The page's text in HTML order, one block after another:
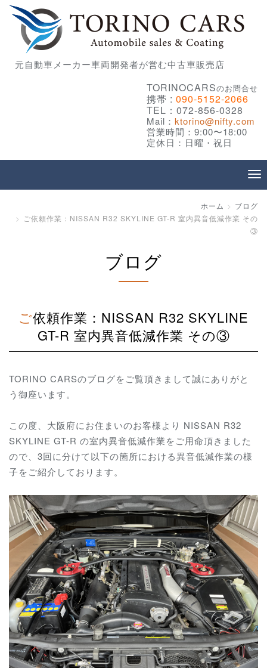
元自動車メーカー車両開発者が営む中古車販売店
TORINOCARSのお問合せ
携帯 : 090-5152-2066
TEL：072-856-0328
Mail： ktorino@nifty.com
営業時間：9:00〜18:00
定休日：日曜・祝日
ホーム
ブログ
ご依頼作業：NISSAN R32 SKYLINE GT-R 室内異音低減作業 その
③
ブログ
ご依頼作業：NISSAN R32 SKYLINE
GT-R 室内異音低減作業 その③
TORINO CARSのブログをご覧頂きまして誠にありがと
う御座います。
この度、大阪府にお住まいのお客様より NISSAN R32
SKYLINE GT-R の室内異音低減作業をご用命頂きました
ので、3回に分けて以下の箇所における異音低減作業の様
子をご紹介しております。